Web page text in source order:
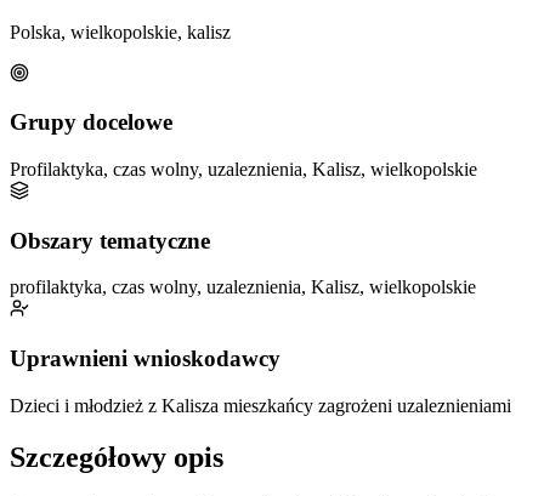
Polska, wielkopolskie, kalisz
Grupy docelowe
Profilaktyka, czas wolny, uzaleznienia, Kalisz, wielkopolskie
Obszary tematyczne
profilaktyka, czas wolny, uzaleznienia, Kalisz, wielkopolskie
Uprawnieni wnioskodawcy
Dzieci i młodzież z Kalisza mieszkańcy zagrożeni uzaleznieniami
Szczegółowy opis